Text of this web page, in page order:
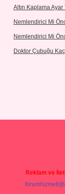
Altın Kaplama Ayar
Nemlendirici Mi
Nemlendirici Mi
Doktor Çubuğu
Reklam ve